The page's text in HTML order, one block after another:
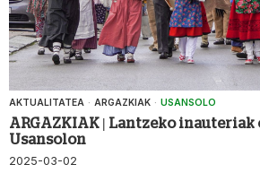
AKTUALITATEA · ARGAZKIAK · USANSOLO
ARGAZKIAK | Lantzeko inauteriak
Usansolon
2025-03-02